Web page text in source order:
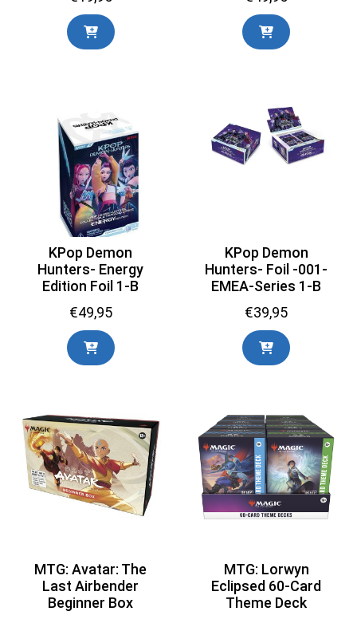
KPop Demon
Hunters- Energy
Edition Foil 1-B
€49,95
KPop Demon
Hunters- Foil -001-
EMEA-Series 1-B
€39,95
MTG: Avatar: The
Last Airbender
Beginner Box
MTG: Lorwyn
Eclipsed 60-Card
Theme Deck